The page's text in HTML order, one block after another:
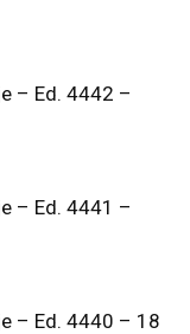
– Ed. 4442 –
– Ed. 4441 –
– Ed. 4440 – 18